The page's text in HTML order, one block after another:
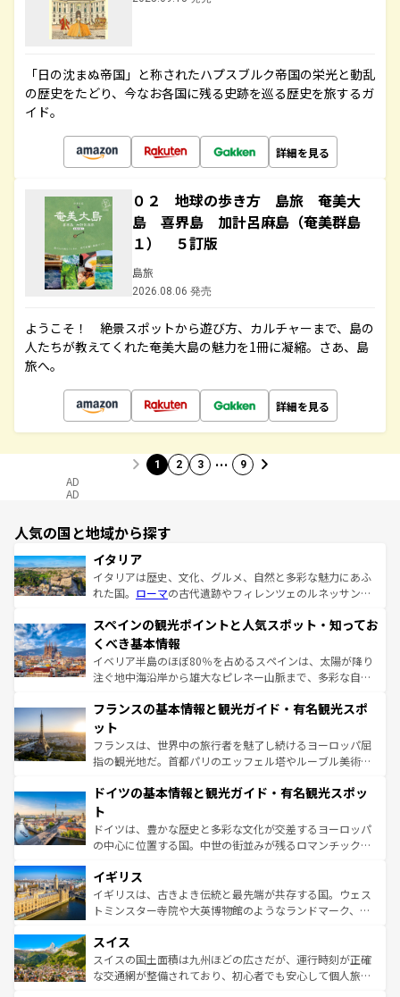
「日の沈まぬ帝国」と称されたハプスブルク帝国の栄光と動乱
の歴史をたどり、今なお各国に残る史跡を巡る歴史を旅するガ
イド。
詳細を見る
０２ 地球の歩き方 島旅 奄美大
島 喜界島 加計呂麻島（奄美群島
１） ５訂版
島旅
2026.08.06 発売
ようこそ！ 絶景スポットから遊び方、カルチャーまで、島の
人たちが教えてくれた奄美大島の魅力を1冊に凝縮。さあ、島
旅へ。
詳細を見る
1 2 3 … 9
AD
AD
人気の国と地域から探す
イタリア
イタリアは歴史、文化、グルメ、自然と多彩な魅力にあふ
れた国。 ローマの古代遺跡やフィレンツェのルネッサンス
ろん、トスカーナの美しい田園風景やアマルフィ海岸の絶
景など、自然景観も見逃せない。観光の合間には、本場の
ピザやパスタなど、絶品のイタリア料理を堪能することも
できる。朝目覚めてから夜眠るまで、すべての瞬間を楽し
なお、新着のイタリア情報はコンテンツ一覧を参照してほ
しい。
スペインの観光ポイントと人気スポット・知ってお
くべき基本情報
イベリア半島のほぼ80％を占めるスペインは、太陽が降り
注ぐ地中海沿岸から雄大なピレネー山脈まで、多彩な自然
文化が根付くこの国では、情熱的なフラメンコ、熱気あふ
れる闘牛、そして美味しいタパスが生活の一部となってい
る。首都マドリードの洗練された雰囲気や、バルセロナの
アートに溢れた街角から、地方では古代ローマ遺跡や中世
せる。地方によって風土や気候が異なるスペインはその個
ンテンツ一覧 を参照してほしい。
フランスの基本情報と観光ガイド・有名観光スポ
ット
フランスは、世界中の旅行者を魅了し続けるヨーロッパ屈
指の観光地だ。首都パリのエッフェル塔やルーブル美術館
で、幅広い魅力が詰まっている。華麗な宮殿、歴史的な大
聖堂、美しいビーチ、そして豊かな自然が、訪れる者を心
から魅了する。また、フランスは美食の国としても知ら
れ、フランス料理はユネスコ無形文化遺産にも登録されて
香り高いラベンダー畑など、多彩な楽しみ方が可能だ。さ
らに、パリ以外の地域にも魅力が溢れており、どの街角に
も豊かな歴史と文化が息づいている。パリ以外の個性あふ
を参照してほしい。
ドイツの基本情報と観光ガイド・有名観光スポッ
ト
ドイツは、豊かな歴史と多彩な文化が交差するヨーロッパ
の中心に位置する国。中世の街並みが残るロマンチック街
顔を持つこの国は、どこを歩いても飽きることがない。ベ
ルリンの文化的活気、バイエルン州のアルプスの絶景、そ
してライン川沿いのワイン畑といった風景は必見。ビール
は、お酒好きな人にはぜひ体験してほしい。 なお、新着の
ドイツ情報はコンテンツ一覧を参照してほしい。
イギリス
イギリスは、古きよき伝統と最先端が共存する国。ウェス
トミンスター寺院や大英博物館のようなランドマーク、歴
リアごとに異なる魅力がある。また、優雅なアフタヌーン
ティー、ビール好きにはたまらない英国パブ、サッカー観
戦など、本場だからこそできる体験も豊富。イギリスを旅
スイス
スイスの国土面積は九州ほどの広さだが、運行時刻が正確
な交通網が整備されており、初心者でも安心して個人旅行